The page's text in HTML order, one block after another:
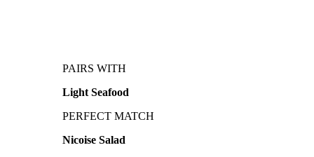
PAIRS WITH
Light Seafood
PERFECT MATCH
Nicoise Salad